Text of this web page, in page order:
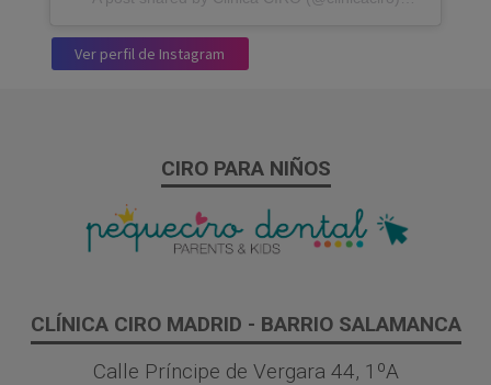
Ver perfil de Instagram
CIRO PARA NIÑOS
CLÍNICA CIRO MADRID - BARRIO SALAMANCA
Calle Príncipe de Vergara 44, 1ºA